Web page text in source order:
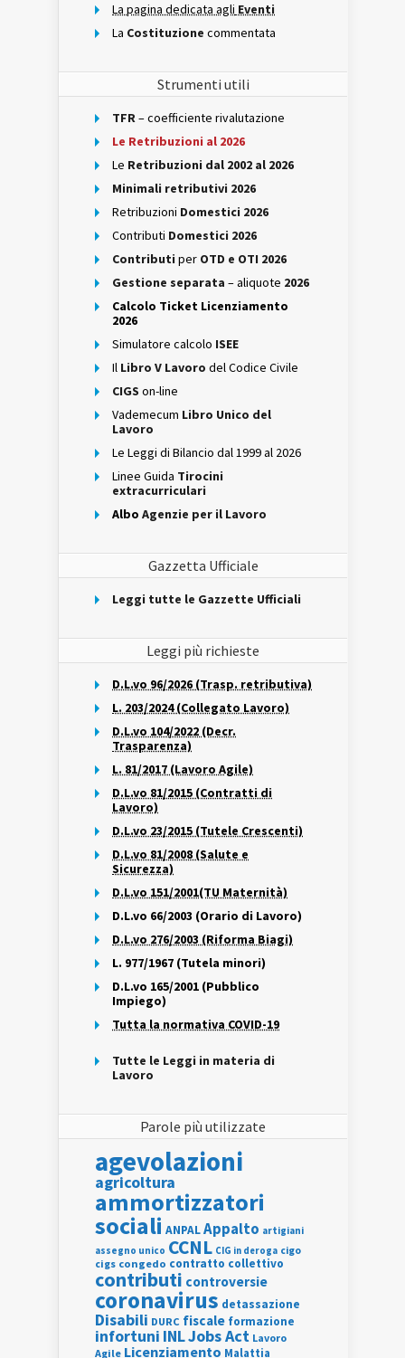
La pagina dedicata agli Eventi
La Costituzione commentata
Strumenti utili
TFR– coefficiente rivalutazione
Le Retribuzioni al 2026
Le Retribuzioni dal 2002 al 2026
Minimali retributivi 2026
Retribuzioni Domestici 2026
Contributi Domestici 2026
Contributi per OTD e OTI 2026
Gestione separata – aliquote 2026
Calcolo Ticket Licenziamento
2026
Simulatore calcolo ISEE
Il Libro V Lavoro del Codice Civile
CIGS on-line
Vademecum Libro Unico del
Lavoro
Le Leggi di Bilancio dal 1999 al 2026
Linee Guida Tirocini
extracurriculari
Albo Agenzie per il Lavoro
Gazzetta Ufficiale
Leggi tutte le Gazzette Ufficiali
Leggi più richieste
D.L.vo 96/2026 (Trasp. retributiva)
L. 203/2024 (Collegato Lavoro)
D.L.vo 104/2022 (Decr.
Trasparenza)
L. 81/2017 (Lavoro Agile)
D.L.vo 81/2015 (Contratti di
Lavoro)
D.L.vo 23/2015 (Tutele Crescenti)
D.L.vo 81/2008 (Salute e
Sicurezza)
D.L.vo 151/2001(TU Maternità)
D.L.vo 66/2003 (Orario di Lavoro)
D.L.vo 276/2003 (Riforma Biagi)
L. 977/1967 (Tutela minori)
D.L.vo 165/2001 (Pubblico
Impiego)
Tutta la normativa COVID-19
Tutte le Leggi in materia di
Lavoro
Parole più utilizzate
agevolazioni
agricoltura
ammortizzatori
sociali ANPALAppalto artigiani
assegno unico CCNL CIG in deroga cigo
cigs congedo contratto collettivo
contributi controversie
coronavirus detassazione
Disabili DURC fiscale formazione
infortuni INLJobs Act Lavoro
Agile Licenziamento Malattia